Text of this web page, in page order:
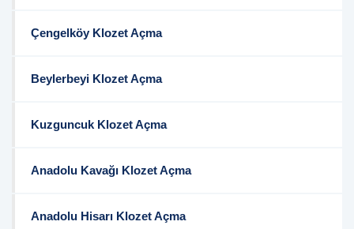
Çengelköy Klozet Açma
Beylerbeyi Klozet Açma
Kuzguncuk Klozet Açma
Anadolu Kavağı Klozet Açma
Anadolu Hisarı Klozet Açma